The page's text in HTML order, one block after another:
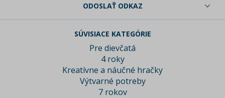
ODOSLAŤ ODKAZ
SÚVISIACE KATEGÓRIE
Pre dievčatá
4 roky
Kreatívne a náučné hračky
Výtvarné potreby
7 rokov